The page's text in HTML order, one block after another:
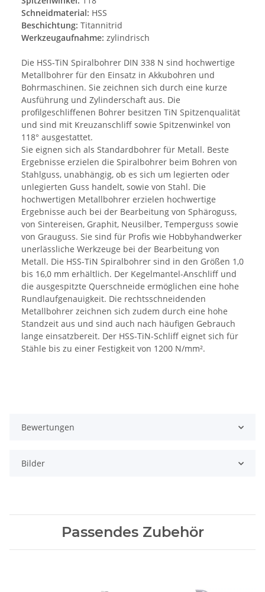
Schneidmaterial: HSS
Beschichtung: Titannitrid
Werkzeugaufnahme: zylindrisch
Die HSS-TiN Spiralbohrer DIN 338 N sind hochwertige
Metallbohrer für den Einsatz in Akkubohren und
Bohrmaschinen. Sie zeichnen sich durch eine kurze
Ausführung und Zylinderschaft aus. Die
profilgeschliffenen Bohrer besitzen TiN Spitzenqualität
und sind mit Kreuzanschliff sowie Spitzenwinkel von
118° ausgestattet.
Sie eignen sich als Standardbohrer für Metall. Beste
Ergebnisse erzielen die Spiralbohrer beim Bohren von
Stahlguss, unabhängig, ob es sich um legierten oder
unlegierten Guss handelt, sowie von Stahl. Die
hochwertigen Metallbohrer erzielen hochwertige
Ergebnisse auch bei der Bearbeitung von Sphäroguss,
von Sintereisen, Graphit, Neusilber, Temperguss sowie
von Grauguss. Sie sind für Profis wie Hobbyhandwerker
unerlässliche Werkzeuge bei der Bearbeitung von
Metall. Die HSS-TiN Spiralbohrer sind in den Größen 1,0
bis 16,0 mm erhältlich. Der Kegelmantel-Anschliff und
die ausgespitzte Querschneide ermöglichen eine hohe
Rundlaufgenauigkeit. Die rechtsschneidenden
Metallbohrer zeichnen sich zudem durch eine hohe
Standzeit aus und sind auch nach häufigen Gebrauch
lange einsatzbereit. Der HSS-TiN-Schliff eignet sich für
Stähle bis zu einer Festigkeit von 1200 N/mm².
Bewertungen
Bilder
Passendes Zubehör